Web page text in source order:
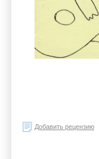
Добавить рецензию